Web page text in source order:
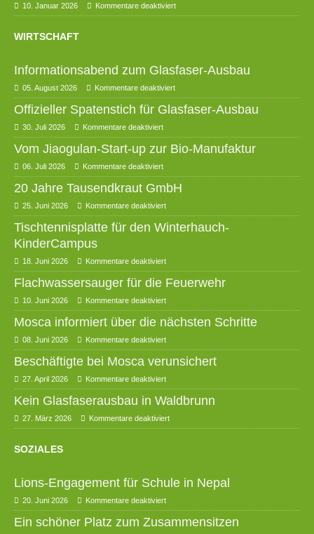
10. Januar 2026 Kommentare deaktiviert
WIRTSCHAFT
Informationsabend zum Glasfaser-Ausbau
05. August 2026 Kommentare deaktiviert
Offizieller Spatenstich für Glasfaser-Ausbau
30. Juli 2026 Kommentare deaktiviert
Vom Jiaogulan-Start-up zur Bio-Manufaktur
06. Juli 2026 Kommentare deaktiviert
20 Jahre Tausendkraut GmbH
25. Juni 2026 Kommentare deaktiviert
Tischtennisplatte für den Winterhauch-
KinderCampus
18. Juni 2026 Kommentare deaktiviert
Flachwassersauger für die Feuerwehr
10. Juni 2026 Kommentare deaktiviert
Mosca informiert über die nächsten Schritte
08. Juni 2026 Kommentare deaktiviert
Beschäftigte bei Mosca verunsichert
27. April 2026 Kommentare deaktiviert
Kein Glasfaserausbau in Waldbrunn
27. März 2026 Kommentare deaktiviert
SOZIALES
Lions-Engagement für Schule in Nepal
20. Juni 2026 Kommentare deaktiviert
Ein schöner Platz zum Zusammensitzen